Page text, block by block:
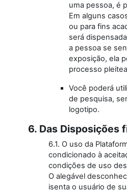
uma pessoa, é
Em alguns
ou para fins
será
a pessoa se
exposição, ela
processo
Você poderá
de pesquisa,
logotipo.
6. Das Disposições
6.1. O uso da
condicionado à
condições de uso
O alegável
isenta o usuário de